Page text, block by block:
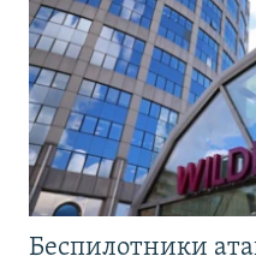
Беспилотники